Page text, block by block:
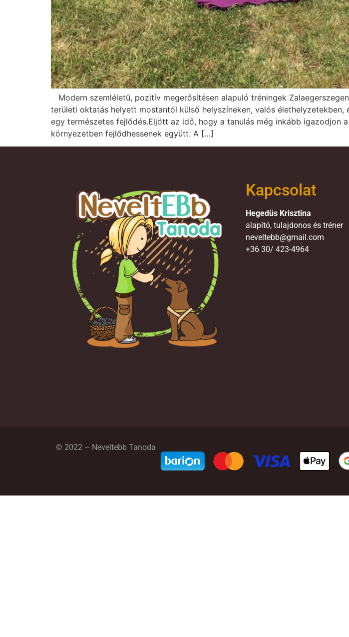
Modern szemléletű, pozitív megerősítésen alapuló tréningek
területi oktatás helyett mostantól külső helyszíneken, valós
egy természetes fejlődés.Eljött az idő, hogy a tanulás még inkább igazodjon
környezetben fejlődhessenek együtt. A […]
Kapcsolat
Hegedüs Krisztina
alapító, tulajdonos és tréner
neveltebb@gmail.com
+36 30/ 423-4964
© 2022 – Neveltebb Tanoda